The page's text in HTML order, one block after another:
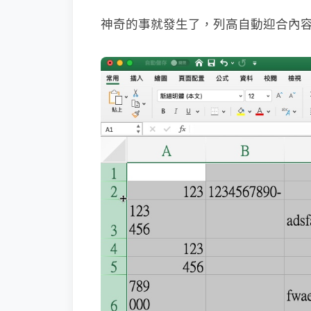
神奇的事就發生了，列高自動迎合內